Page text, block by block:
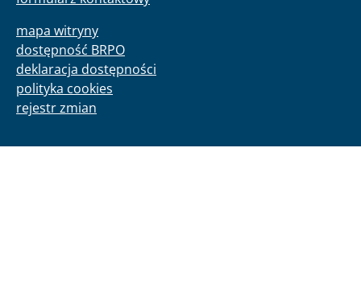
mapa witryny
dostępność BRPO
deklaracja dostępności
polityka cookies
rejestr zmian